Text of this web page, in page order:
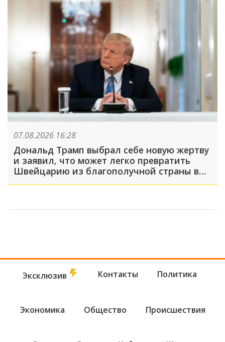
07.08.2026 16:28
Дональд Трамп выбрал себе новую жертву
и заявил, что может легко превратить
Швейцарию из благополучной страны в
проблемную
Эксклюзив Контакты Политика
Экономика Общество Происшествия